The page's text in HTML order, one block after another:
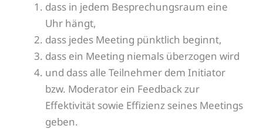
dass in jedem Besprechungsraum eine
Uhr hängt,
dass jedes Meeting pünktlich beginnt,
dass ein Meeting niemals überzogen wird
und dass alle Teilnehmer dem Initiator
bzw. Moderator ein Feedback zur
Effektivität sowie Effizienz seines Meetings
geben.